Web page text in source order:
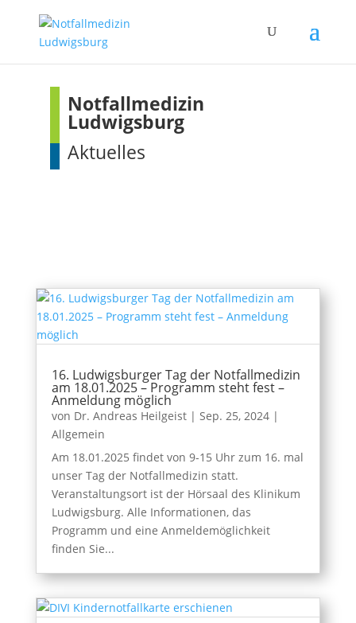
Notfallmedizin
Ludwigsburg
Aktuelles
16. Ludwigsburger Tag der Notfallmedizin
am 18.01.2025 – Programm steht fest –
Anmeldung möglich
von Dr. Andreas Heilgeist| Sep. 25, 2024|
Allgemein
Am 18.01.2025 findet von 9-15 Uhr zum 16. mal
unser Tag der Notfallmedizin statt.
Veranstaltungsort ist der Hörsaal des Klinikum
Ludwigsburg. Alle Informationen, das
Programm und eine Anmeldemöglichkeit
finden Sie...